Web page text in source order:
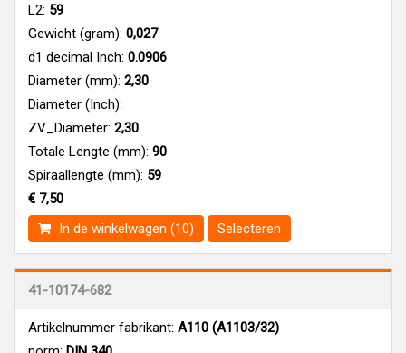
L2: 59
Gewicht (gram): 0,027
d1 decimal Inch: 0.0906
Diameter (mm): 2,30
Diameter (Inch):
ZV_Diameter: 2,30
Totale Lengte (mm): 90
Spiraallengte (mm): 59
€ 7,50
In de winkelwagen (10)
Selecteren
41-10174-682
Artikelnummer fabrikant: A110 (A1103/32)